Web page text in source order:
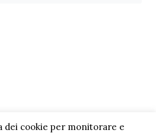
dei cookie per monitorare e